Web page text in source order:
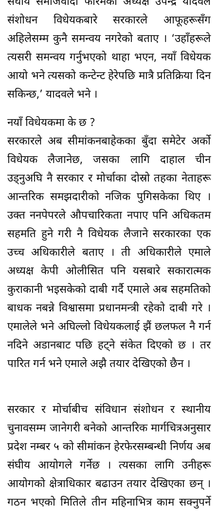
संशोधन विधेयकबारे सरकारले आफूहरूसँग
अहिलेसम्म कुनै समन्वय नगरेको बताए । ‘उहाँहरूले
त्यसरी समन्वय गर्नुभएको थाहा भएन, नयाँ विधेयक
आयो भने त्यसको कन्टेन्ट हेरेपछि मात्रै प्रतिक्रिया दिन
सकिन्छ,’ यादवले भने ।
नयाँ विधेयकमा के छ ?
सरकारले अब सीमांकनबाहेकका बुँदा समेटेर अर्को
विधेयक लैजानेछ, जसका लागि दाहाल चीन
उड्नुअघि नै सरकार र मोर्चाका दोस्रो तहका नेताहरू
आन्तरिक समझदारीको नजिक पुगिसकेका थिए ।
उक्त ननपेपरले औपचारिकता नपाए पनि अधिकतम
सहमति हुने गरी नै विधेयक लैजाने सरकारका एक
उच्च अधिकारीले बताए । ती अधिकारीले एमाले
अध्यक्ष केपी ओलीसित पनि यसबारे सकारात्मक
कुराकानी भइसकेको दाबी गर्दै एमाले अब सहमतिको
बाधक नबन्ने विश्वासमा प्रधानमन्त्री रहेको दाबी गरे ।
एमालेले भने अघिल्लो विधेयकलाई झैं छलफल नै गर्न
नदिने अडानबाट पछि हट्ने संकेत दिएको छ । तर
पारित गर्न भने एमाले अझै तयार देखिएको छैन ।
सरकार र मोर्चाबीच संविधान संशोधन र स्थानीय
चुनावसम्म जानेगरी बनेको आन्तरिक मार्गचित्रअनुसार
प्रदेश नम्बर ५ को सीमांकन हेरफेरसम्बन्धी निर्णय अब
संघीय आयोगले गर्नेछ । त्यसका लागि उनीहरू
आयोगको क्षेत्राधिकार बढाउन तयार देखिएका छन् ।
गठन भएको मितिले तीन महिनाभित्र काम सक्नुपर्ने